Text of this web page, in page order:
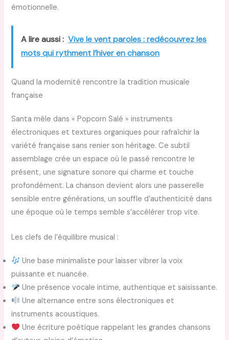
émotionnelle.
A lire aussi : Vive le vent paroles : redécouvrez les
mots qui rythment l’hiver en chanson
Quand la modernité rencontre la tradition musicale
française
Santa mêle dans « Popcorn Salé » instruments
électroniques et textures organiques pour rafraîchir la
variété française sans renier son héritage. Ce subtil
assemblage crée un espace où le passé rencontre le
présent, une signature sonore qui charme et touche
profondément. La chanson devient alors une passerelle
sensible entre générations, un souffle d’authenticité dans
une époque où le temps semble s’accélérer trop vite.
Les clefs de l’équilibre musical :
Une base minimaliste pour laisser vibrer la voix
puissante et nuancée.
Une présence vocale intime, authentique et saisissante.
Une alternance entre sons électroniques et
instruments acoustiques.
Une écriture poétique rappelant les grandes chansons